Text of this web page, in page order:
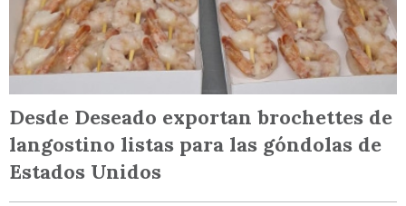
Desde Deseado exportan brochettes de
langostino listas para las góndolas de
Estados Unidos